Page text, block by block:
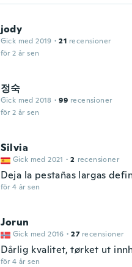
jody
Gick med 2019 · 21 recensioner
för 2 år sen
정숙
Gick med 2018 · 99 recensioner
för 2 år sen
Silvia
Gick med 2021 · 2 recensioner
Deja la pestañas largas
för 4 år sen
Jorun
Gick med 2016 · 27 recensioner
Dårlig kvalitet, tørket ut
för 4 år sen